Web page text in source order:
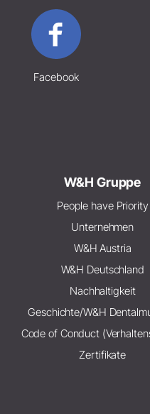
Facebook
W&H Gruppe
People have Priority
Unternehmen
W&H Austria
W&H Deutschland
Nachhaltigkeit
Geschichte/W&H
Code of Conduct
Zertifikate